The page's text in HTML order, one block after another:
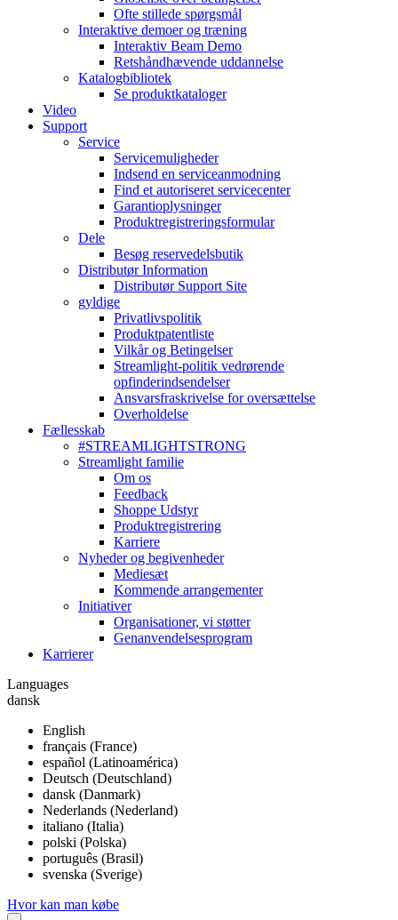
Ofte stillede spørgsmål
Interaktive demoer og træning
Interaktiv Beam Demo
Retshåndhævende uddannelse
Katalogbibliotek
Se produktkataloger
Video
Support
Service
Servicemuligheder
Indsend en serviceanmodning
Find et autoriseret servicecenter
Garantioplysninger
Produktregistreringsformular
Dele
Besøg reservedelsbutik
Distributør Information
Distributør Support Site
gyldige
Privatlivspolitik
Produktpatentliste
Vilkår og Betingelser
Streamlight-politik vedrørende
opfinderindsendelser
Ansvarsfraskrivelse for oversættelse
Overholdelse
Fællesskab
#STREAMLIGHTSTRONG
Streamlight familie
Om os
Feedback
Shoppe Udstyr
Produktregistrering
Karriere
Nyheder og begivenheder
Mediesæt
Kommende arrangementer
Initiativer
Organisationer, vi støtter
Genanvendelsesprogram
Karrierer
Languages
dansk
English
français (France)
español (Latinoamérica)
Deutsch (Deutschland)
dansk (Danmark)
Nederlands (Nederland)
italiano (Italia)
polski (Polska)
português (Brasil)
svenska (Sverige)
Hvor kan man købe